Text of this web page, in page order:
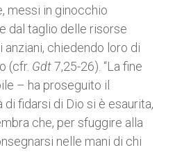
messi in ginocchio
dal taglio delle risorse
anziani, chiedendo loro di
(cfr. Gdt7,25-26). “La fine
– ha proseguito il
fidarsi di Dio si è esaurita,
che, per sfuggire alla
nelle mani di chi